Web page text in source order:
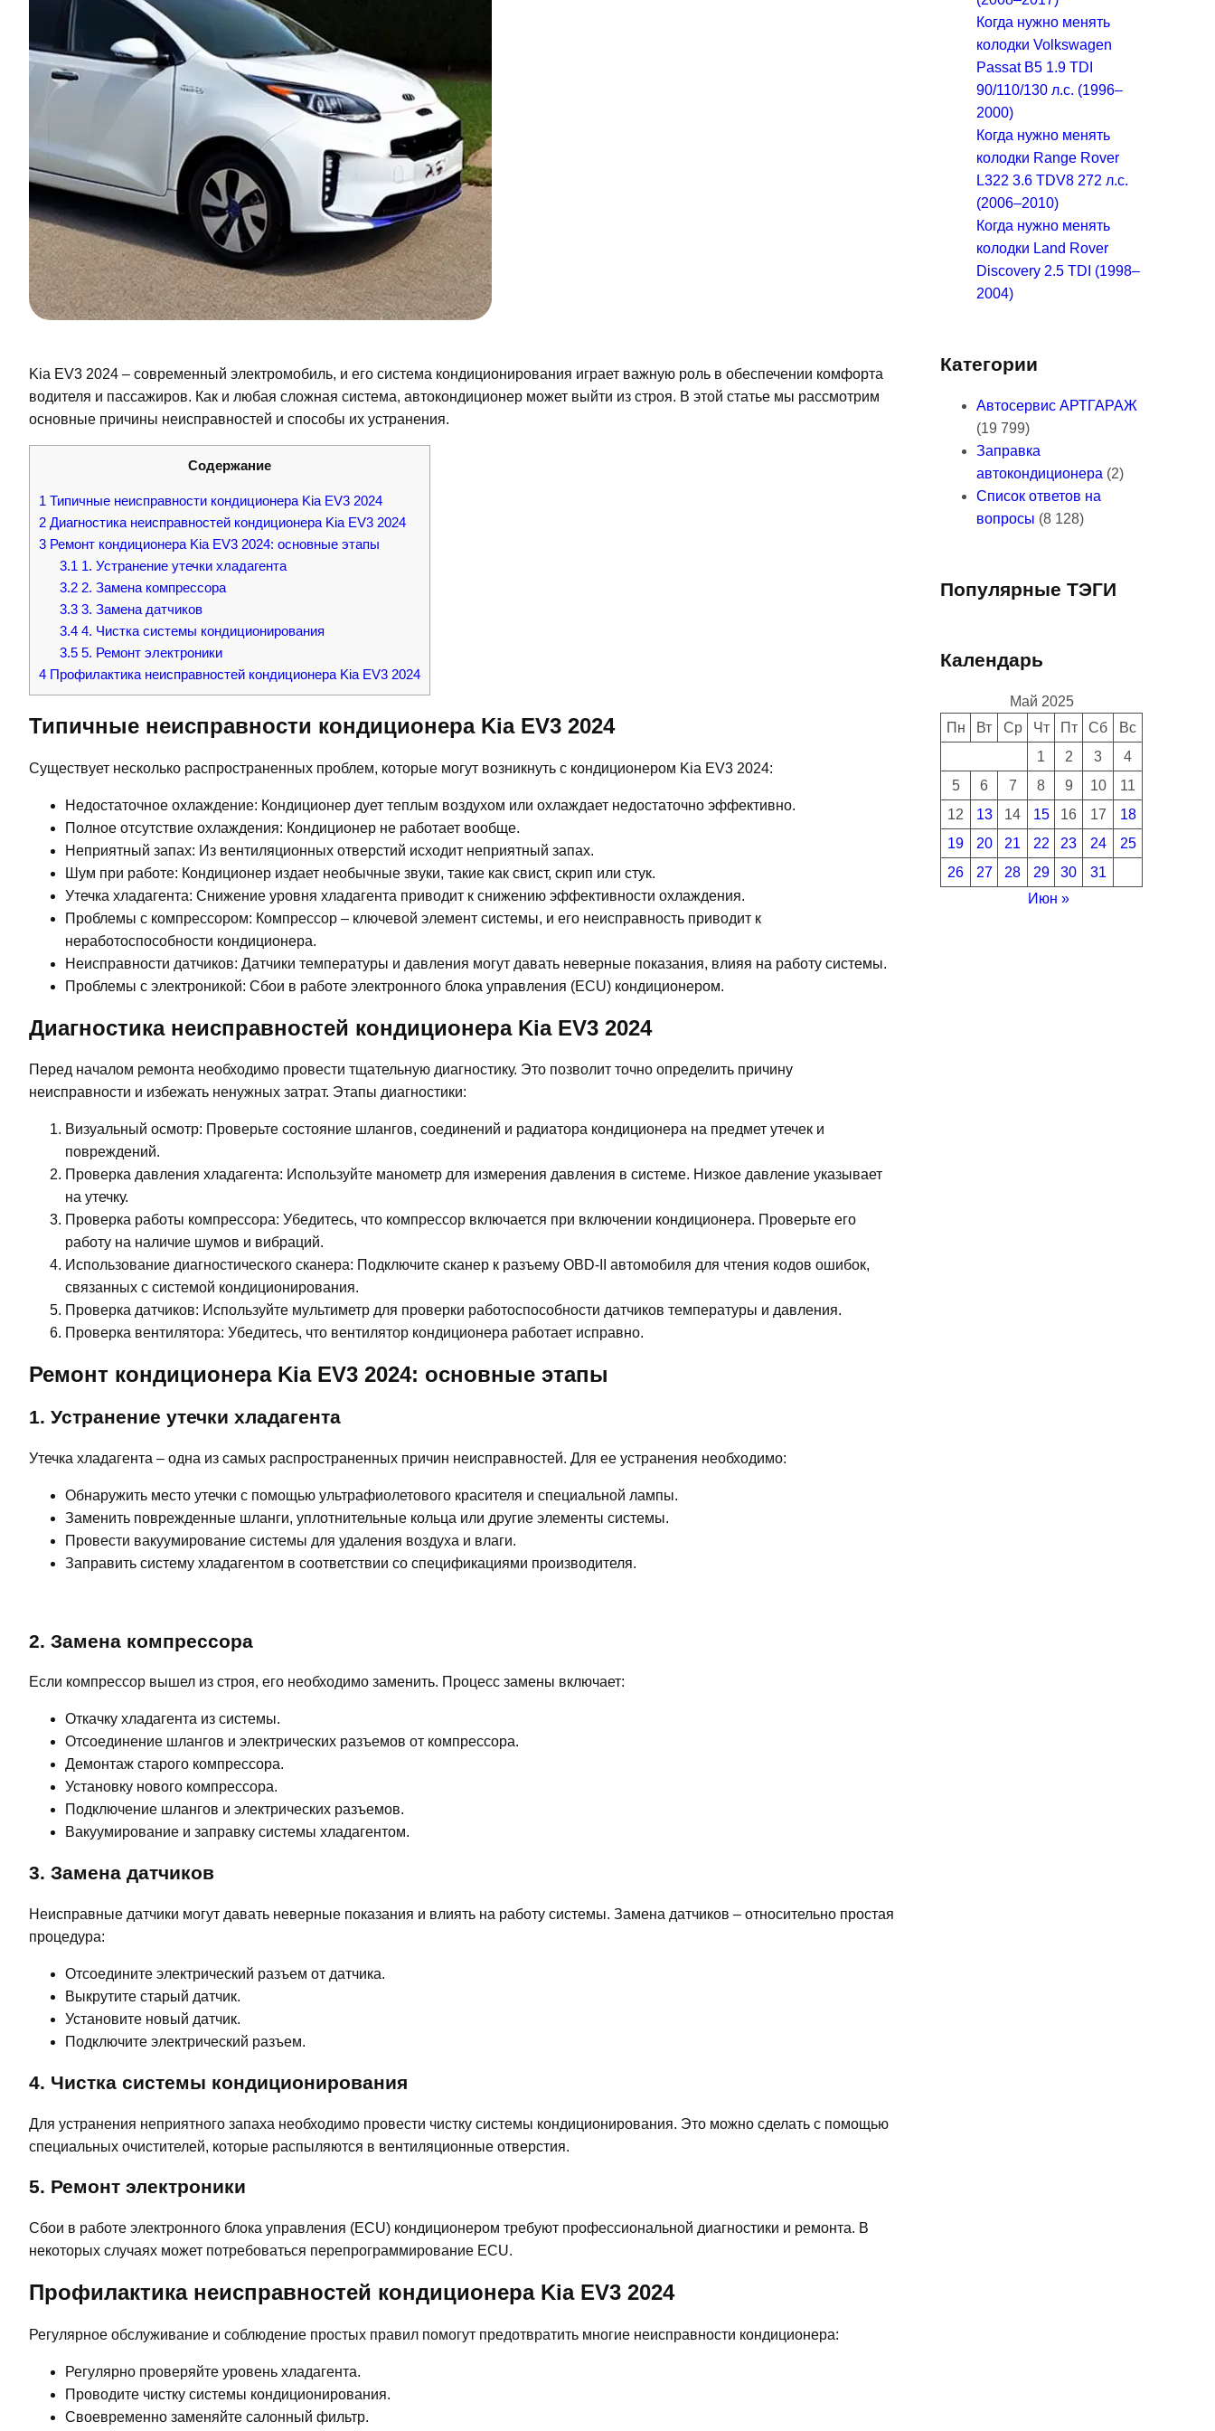
Kia EV3 2024 – современный электромобиль, и его система кондиционирования играет важную роль в обеспечении комфорта
водителя и пассажиров. Как и любая сложная система, автокондиционер может выйти из строя. В этой статье мы рассмотрим
основные причины неисправностей и способы их устранения.
Содержание
1 Типичные неисправности кондиционера Kia EV3 2024
2 Диагностика неисправностей кондиционера Kia EV3 2024
3 Ремонт кондиционера Kia EV3 2024: основные этапы
3.1 1. Устранение утечки хладагента
3.22. Замена компрессора
3.33. Замена датчиков
3.44. Чистка системы кондиционирования
3.55. Ремонт электроники
4 Профилактика неисправностей кондиционера Kia EV3 2024
Типичные неисправности кондиционера Kia EV3 2024
Существует несколько распространенных проблем, которые могут возникнуть с кондиционером Kia EV3 2024:
Недостаточное охлаждение: Кондиционер дует теплым воздухом или охлаждает недостаточно эффективно.
Полное отсутствие охлаждения: Кондиционер не работает вообще.
Неприятный запах: Из вентиляционных отверстий исходит неприятный запах.
Шум при работе: Кондиционер издает необычные звуки, такие как свист, скрип или стук.
Утечка хладагента: Снижение уровня хладагента приводит к снижению эффективности охлаждения.
Проблемы с компрессором: Компрессор – ключевой элемент системы, и его неисправность приводит к
неработоспособности кондиционера.
Неисправности датчиков: Датчики температуры и давления могут давать неверные показания, влияя на работу системы.
Проблемы с электроникой: Сбои в работе электронного блока управления (ECU) кондиционером.
Диагностика неисправностей кондиционера Kia EV3 2024
Перед началом ремонта необходимо провести тщательную диагностику. Это позволит точно определить причину
неисправности и избежать ненужных затрат. Этапы диагностики:
Визуальный осмотр: Проверьте состояние шлангов, соединений и радиатора кондиционера на предмет утечек и
повреждений.
Проверка давления хладагента: Используйте манометр для измерения давления в системе. Низкое давление указывает
на утечку.
Проверка работы компрессора: Убедитесь, что компрессор включается при включении кондиционера. Проверьте его
работу на наличие шумов и вибраций.
Использование диагностического сканера: Подключите сканер к разъему OBD-II автомобиля для чтения кодов ошибок,
связанных с системой кондиционирования.
Проверка датчиков: Используйте мультиметр для проверки работоспособности датчиков температуры и давления.
Проверка вентилятора: Убедитесь, что вентилятор кондиционера работает исправно.
Ремонт кондиционера Kia EV3 2024: основные этапы
1. Устранение утечки хладагента
Утечка хладагента – одна из самых распространенных причин неисправностей. Для ее устранения необходимо:
Обнаружить место утечки с помощью ультрафиолетового красителя и специальной лампы.
Заменить поврежденные шланги, уплотнительные кольца или другие элементы системы.
Провести вакуумирование системы для удаления воздуха и влаги.
Заправить систему хладагентом в соответствии со спецификациями производителя.
2. Замена компрессора
Если компрессор вышел из строя, его необходимо заменить. Процесс замены включает:
Откачку хладагента из системы.
Отсоединение шлангов и электрических разъемов от компрессора.
Демонтаж старого компрессора.
Установку нового компрессора.
Подключение шлангов и электрических разъемов.
Вакуумирование и заправку системы хладагентом.
3. Замена датчиков
Неисправные датчики могут давать неверные показания и влиять на работу системы. Замена датчиков – относительно простая
процедура:
Отсоедините электрический разъем от датчика.
Выкрутите старый датчик.
Установите новый датчик.
Подключите электрический разъем.
4. Чистка системы кондиционирования
Для устранения неприятного запаха необходимо провести чистку системы кондиционирования. Это можно сделать с помощью
специальных очистителей, которые распыляются в вентиляционные отверстия.
5. Ремонт электроники
Сбои в работе электронного блока управления (ECU) кондиционером требуют профессиональной диагностики и ремонта. В
некоторых случаях может потребоваться перепрограммирование ECU.
Профилактика неисправностей кондиционера Kia EV3 2024
Регулярное обслуживание и соблюдение простых правил помогут предотвратить многие неисправности кондиционера:
Регулярно проверяйте уровень хладагента.
Проводите чистку системы кондиционирования.
Своевременно заменяйте салонный фильтр.
Когда нужно менять
колодки Volkswagen
Passat B5 1.9 TDI
90/110/130 л.с. (1996–
2000)
Когда нужно менять
колодки Range Rover
L322 3.6 TDV8 272 л.с.
(2006–2010)
Когда нужно менять
колодки Land Rover
Discovery 2.5 TDI (1998–
2004)
Категории
Автосервис АРТГАРАЖ
(19 799)
Заправка
автокондиционера (2)
Список ответов на
вопросы (8 128)
Популярные ТЭГИ
Календарь
Май 2025
Пн
Вт Ср Чт Пт Сб
Вс
1
2 3
4
5
6 7 8 9 10
11
12
13 14 15 16 17
18
19
20 21 22 23 24
25
26
27 28 29 30
31
Июн »